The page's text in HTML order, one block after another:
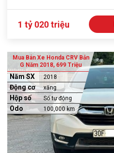
1 tỷ 020 triệu
Mua Bán Xe Honda CRV Bản
G Năm 2018, 699 Triệu
Năm SX 2018
Động cơ xăng
Hộp số Số tự động
Odo 100,000 km